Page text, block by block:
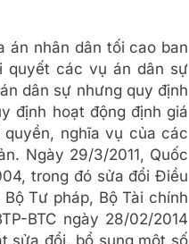
án nhân dân tối cao ban
quyết các vụ án dân sự
dân sự nhưng quy định
định hoạt động định giá
nghĩa vụ của các
Ngày 29/3/2011, Quốc
trong đó sửa đổi Điều
Tư pháp, Bộ Tài chính
BTC ngày 28/02/2014